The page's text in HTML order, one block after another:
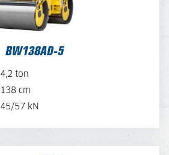
BW138AD-5
4,2 ton
138 cm
45/57 kN
BEKIJK MACHINE
DIRECT AANVRAGEN